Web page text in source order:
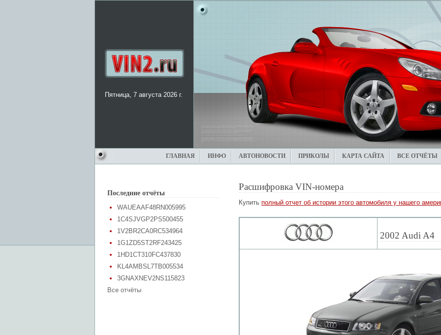
Пятница, 7 августа 2026 г.
ГЛАВНАЯ ИНФО АВТОНОВОСТИ ПРИКОЛЫ КАРТА САЙТА ВСЕ ОТЧЁТЫ
Последние отчёты
WAUEAAF48RN005995
1C4SJVGP2PS500455
1V2BR2CA0RC534964
1G1ZD5ST2RF243425
1HD1CT310FC437830
KL4AMBSL7TB005534
3GNAXNEV2NS115823
Все отчёты
Расшифровка VIN-номера
Купить полный отчет об истории этого автомобиля у нашего
2002 Audi A4